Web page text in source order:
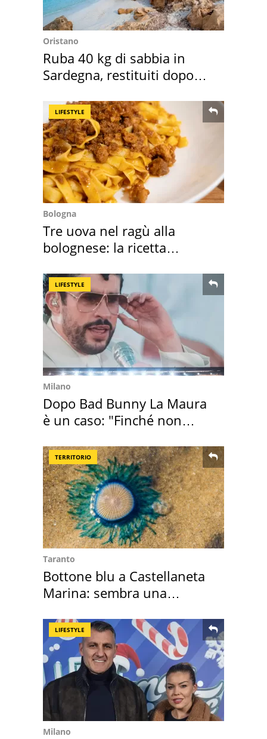
Oristano
Ruba 40 kg di sabbia in
Sardegna, restituiti dopo
LIFESTYLE
Bologna
Tre uova nel ragù alla
bolognese: la ricetta
LIFESTYLE
Milano
Dopo Bad Bunny La Maura
è un caso: "Finché non
TERRITORIO
Taranto
Bottone blu a Castellaneta
Marina: sembra una
LIFESTYLE
Milano